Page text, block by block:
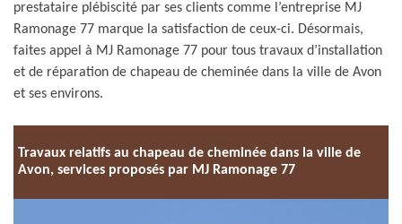
prestataire plébiscité par ses clients comme l’entreprise MJ
Ramonage 77 marque la satisfaction de ceux-ci. Désormais,
faites appel à MJ Ramonage 77 pour tous travaux d’installation
et de réparation de chapeau de cheminée dans la ville de Avon
et ses environs.
Travaux relatifs au chapeau de cheminée dans la ville de
Avon, services proposés par MJ Ramonage 77